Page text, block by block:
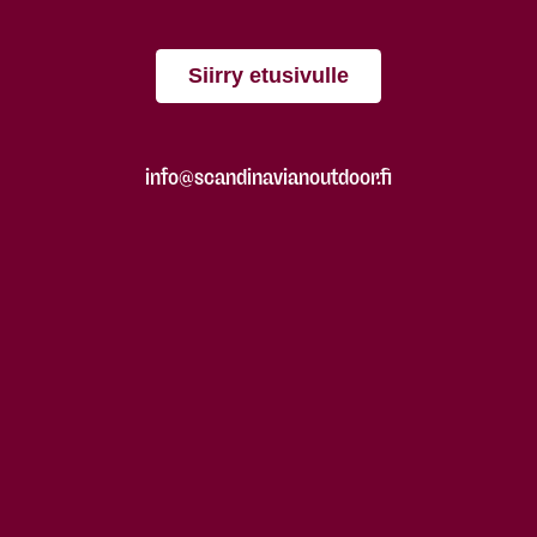
Siirry etusivulle
info@scandinavianoutdoor.fi